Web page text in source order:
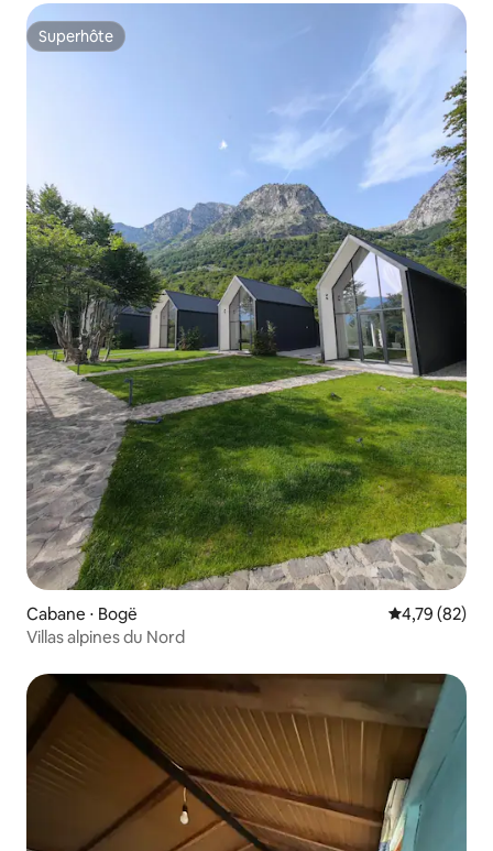
Superhôte
Superhôte
Cabane ⋅ Bogë Évaluation
4,79 (82)
Villas alpines du Nord